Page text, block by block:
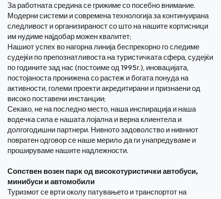
За работната средина се грижиме со посебно внимание.
Модерни системи и современа технологија за континуирана
следливост и организираност со што на нашите кортисници
им нудиме најдобар можен квалитет;
Нашиот успех во нагорна линија беспрекорно го следиме
судејќи по препознатливоста на туристичката сфера, судејќи
по годините зад нас (постоиме од 1995г.), иновацијата,
постојаноста пронижена со растеж и богата понуда на
активности, големи проекти акредитирани и признаени од
високо поставени инстанции;
Секако, не на последно место, наша инспирација и наша
водечка сила е нашата лојална и верна клиентела и
долгогодишни партнери. Нивното задоволство и нивниот
повратен одговор се наше мерилo да ги унапредуваме и
прошируваме нашите надлежности.
Сопствен возен парк од високотуристички автобуси,
минибуси и автомобили
Туризмот се врти околу патувањето и транспортот на